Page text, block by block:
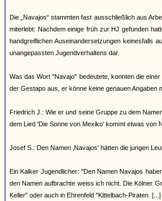
Die „Navajos“ stammten fast ausschließlich aus
miterlebt: Nachdem einige früh zur HJ gefunden
handgreiflichen Auseinandersetzungen keinesfalls
unangepassten Jugendverhaltens dar.
Was das Wort "Navajo" bedeutete, konnten die
der Gestapo aus, er könne keine genauen
Friedrich J.: Wie er und seine Gruppe zu dem
dem Lied 'Die Sonne von Mexiko' kommt etwas von
Josef S.: Den Namen ‚Navajos' hätten die jungen
Ein Kalker Jugendlicher: "Den Namen Navajos
den Namen aufbrachte weiss ich nicht. Die Kölner
Keller" oder auch in Ehrenfeld "Kittelbach-Piraten.